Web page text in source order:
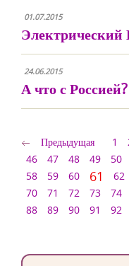
01.07.2015
Электрический
24.06.2015
А что с
Предыдущая 1
46
47 48 49 50
58
59 60 61 62
70
71 72 73 74
88
89 90 91 92